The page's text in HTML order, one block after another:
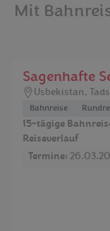
Mit
Sagenhafte
Usbekistan,
Bahnreise
15-tägige
Reiseverlauf
Termine: